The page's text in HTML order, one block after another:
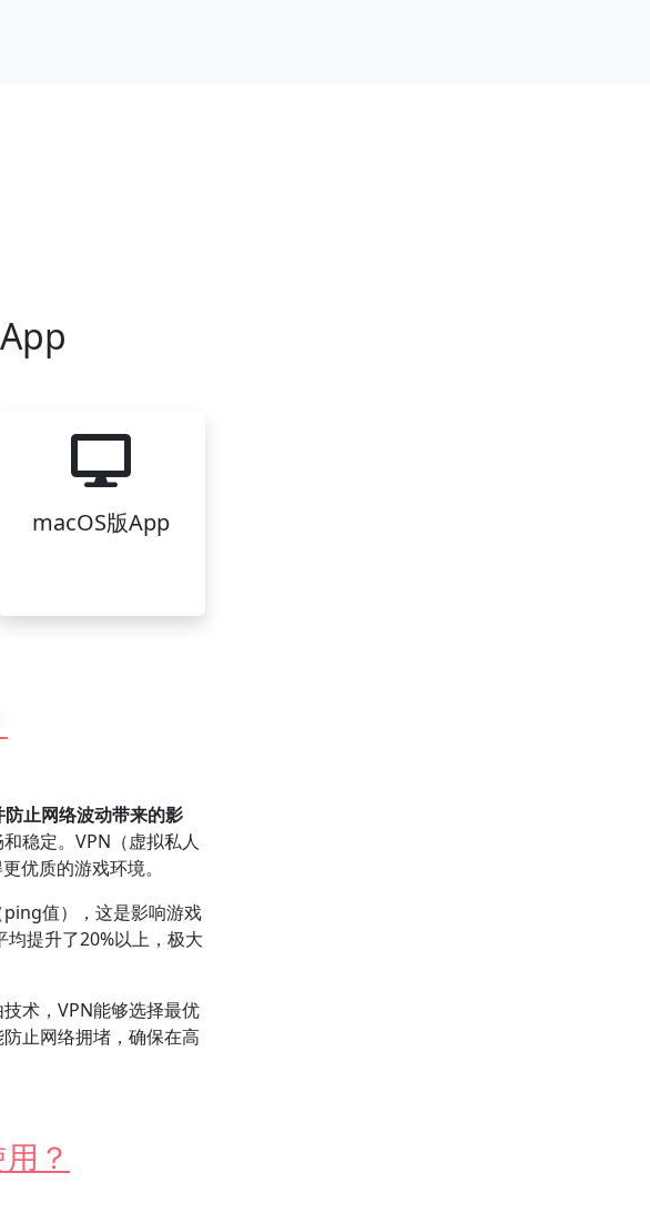
macOS版App
止网络波动带来的影
稳定。VPN（虚拟私人
优质的游戏环境。
值），这是影响游戏
提升了20%以上，极大
术，VPN能够选择最优
止网络拥堵，确保在高
？